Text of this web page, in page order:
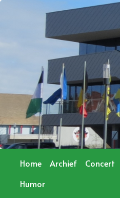
Home Archief Concert
Humor